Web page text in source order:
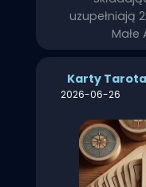
uzupełniają
Małe
Karty Tarota
2026-06-26